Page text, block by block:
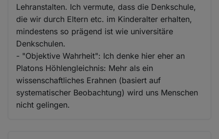
Lehranstalten. Ich vermute, dass die Denkschule,
die wir durch Eltern etc. im Kinderalter erhalten,
mindestens so prägend ist wie universitäre
Denkschulen.
- "Objektive Wahrheit": Ich denke hier eher an
Platons Höhlengleichnis: Mehr als ein
wissenschaftliches Erahnen (basiert auf
systematischer Beobachtung) wird uns Menschen
nicht gelingen.